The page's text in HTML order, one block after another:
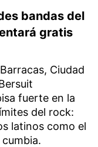
bandas del
gratis
Ciudad
fuerte en la
del rock:
latinos como el